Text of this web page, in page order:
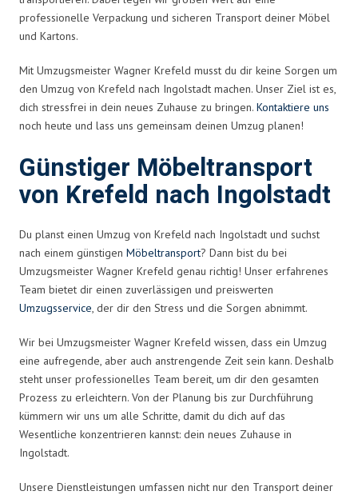
professionelle Verpackung und sicheren Transport deiner Möbel
und Kartons.
Mit Umzugsmeister Wagner Krefeld musst du dir keine Sorgen um
den Umzug von Krefeld nach Ingolstadt machen. Unser Ziel ist es,
dich stressfrei in dein neues Zuhause zu bringen. Kontaktiere uns
noch heute und lass uns gemeinsam deinen Umzug planen!
Günstiger Möbeltransport
von Krefeld nach Ingolstadt
Du planst einen Umzug von Krefeld nach Ingolstadt und suchst
nach einem günstigen Möbeltransport? Dann bist du bei
Umzugsmeister Wagner Krefeld genau richtig! Unser erfahrenes
Team bietet dir einen zuverlässigen und preiswerten
Umzugsservice, der dir den Stress und die Sorgen abnimmt.
Wir bei Umzugsmeister Wagner Krefeld wissen, dass ein Umzug
eine aufregende, aber auch anstrengende Zeit sein kann. Deshalb
steht unser professionelles Team bereit, um dir den gesamten
Prozess zu erleichtern. Von der Planung bis zur Durchführung
kümmern wir uns um alle Schritte, damit du dich auf das
Wesentliche konzentrieren kannst: dein neues Zuhause in
Ingolstadt.
Unsere Dienstleistungen umfassen nicht nur den Transport deiner